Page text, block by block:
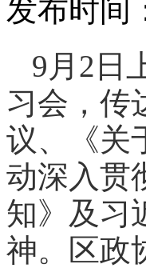
发布时间
9月2日
习会，传
议、《关
动深入贯
知》及习
神。区政